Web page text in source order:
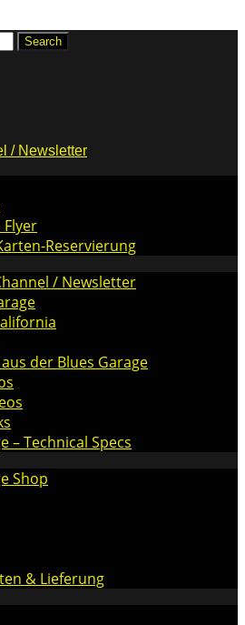
/ Newsletter
Reservierung
/ Newsletter
der Blues Garage
– Technical Specs
Shop
& Lieferung